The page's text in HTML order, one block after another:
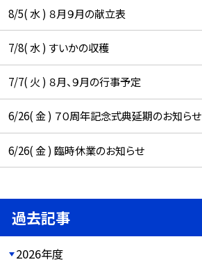
8/5( 水 ) ８月９月の献立表
7/8( 水 ) すいかの収穫
7/7( 火 ) ８月、９月の行事予定
6/26( 金 ) ７０周年記念式典延期のお知らせ
6/26( 金 ) 臨時休業のお知らせ
過去記事
2026年度